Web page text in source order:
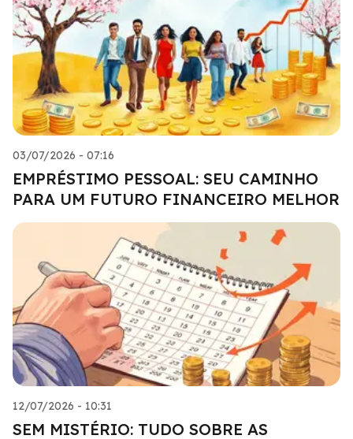
03/07/2026 - 07:16
EMPRÉSTIMO PESSOAL: SEU CAMINHO
PARA UM FUTURO FINANCEIRO MELHOR
12/07/2026 - 10:31
SEM MISTÉRIO: TUDO SOBRE AS